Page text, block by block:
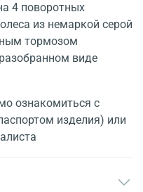
4 поворотных
из немаркой серой
тормозом
виде
ознакомиться с
изделия) или